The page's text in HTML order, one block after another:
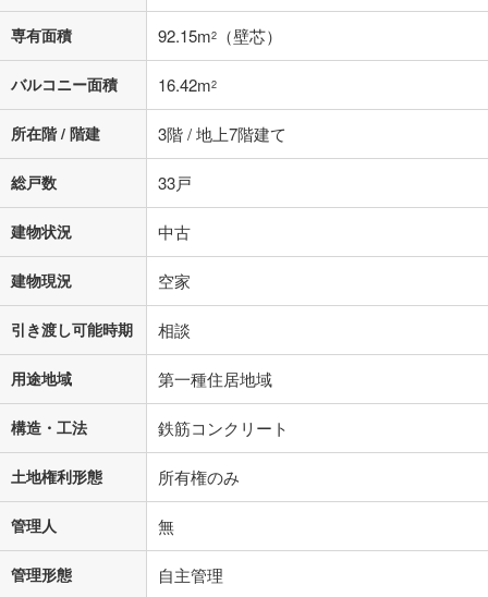
専有面積 92.15m2 （壁芯）
バルコニー面積 16.42m2
所在階 / 階建 3階 / 地上7階建て
総戸数 33戸
建物状況 中古
建物現況 空家
引き渡し可能時期 相談
用途地域 第一種住居地域
構造・工法 鉄筋コンクリート
土地権利形態 所有権のみ
管理人 無
管理形態 自主管理